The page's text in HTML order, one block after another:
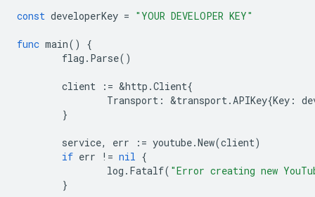
const developerKey = "YOUR DEVELOPER KEY"
func main()
{
flag . Parse()
client := &http .Client{
Transport : &transport.APIKey{Key :
}
service, err := youtube.New(client)
if err != nil {
log . Fatalf( "Error creating new
}